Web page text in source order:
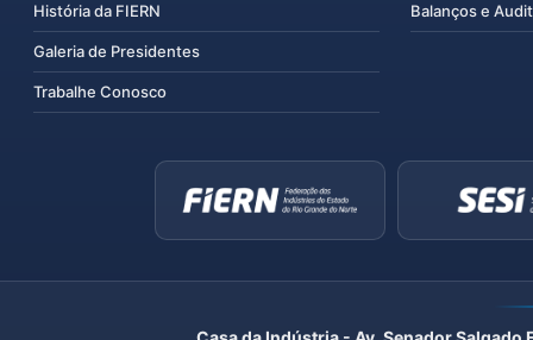
História da FIERN
Galeria de Presidentes
Trabalhe Conosco
Balanços e